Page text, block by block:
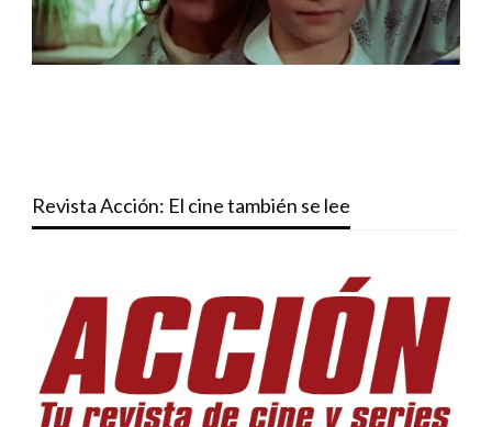
Revista Acción: El cine también se lee